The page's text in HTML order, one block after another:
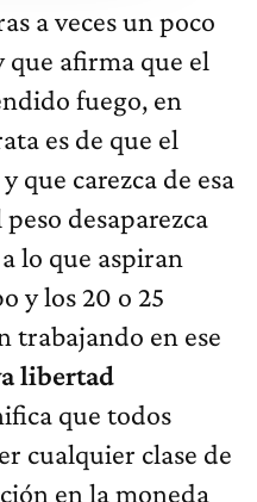
a veces un poco
que afirma que el
fuego, en
es de que el
que carezca de esa
desaparezca
lo que aspiran
y los 20 o 25
trabajando en ese
libertad
que todos
cualquier clase de
en la moneda